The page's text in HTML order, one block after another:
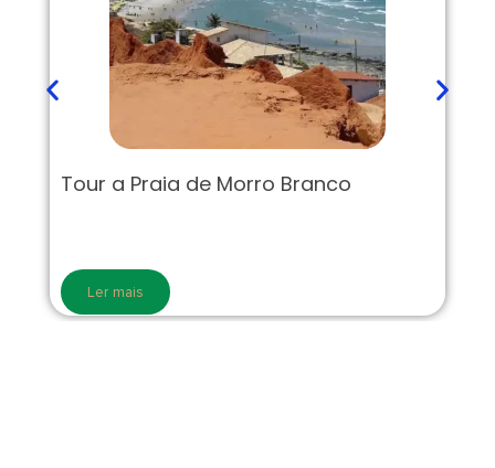
Tour a Praia de Morro Branco
Ler mais